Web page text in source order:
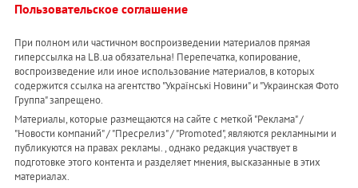
Пользовательское соглашение
При полном или частичном воспроизведении материалов прямая
гиперссылка на LB.ua обязательна! Перепечатка, копирование,
воспроизведение или иное использование материалов, в которых
содержится ссылка на агентство "Українськi Новини" и "Украинская Фото
Группа" запрещено.
Материалы, которые размещаются на сайте с меткой "Реклама" /
"Новости компаний" / "Пресрелиз" / "Promoted", являются рекламными и
публикуются на правах рекламы. , однако редакция участвует в
подготовке этого контента и разделяет мнения, высказанные в этих
материалах.